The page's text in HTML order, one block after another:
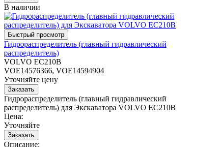
В наличии
Гидрораспределитель (главный гидравлический
распределитель)
VOLVO EC210B
VOE14576366, VOE14594904
Уточняйте цену
Гидрораспределитель (главный гидравлический
распределитель) для Экскаватора VOLVO EC210B
Цена:
Уточняйте
Описание: